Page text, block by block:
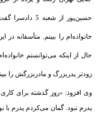
خانواده‌‌‌ام را ببینم. متأسفانه
حال از اینکه می‌توانستم
زودتر پدربزرگ و مادربزرگش را
وی افزود: «روز گذشته برای
پدرم نبود. گمان می‌‌کردم پدرم با